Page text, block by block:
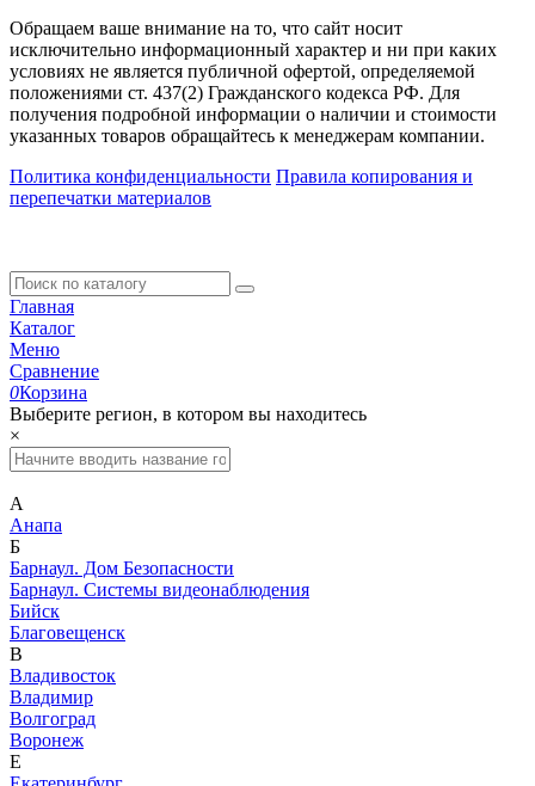
Обращаем ваше внимание на то, что сайт носит
исключительно информационный характер и ни при каких
условиях не является публичной офертой, определяемой
положениями ст. 437(2) Гражданского кодекса РФ. Для
получения подробной информации о наличии и стоимости
указанных товаров обращайтесь к менеджерам компании.
Политика конфиденциальности Правила копирования и
перепечатки материалов
Главная
Каталог
Меню
Сравнение
0Корзина
Выберите регион, в котором вы находитесь
×
А
Анапа
Б
Барнаул. Дом Безопасности
Барнаул. Системы видеонаблюдения
Бийск
Благовещенск
В
Владивосток
Владимир
Волгоград
Воронеж
Е